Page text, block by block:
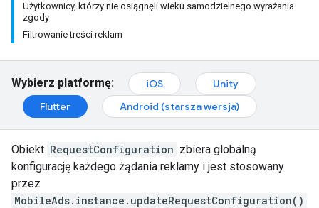
Użytkownicy, którzy nie osiągnęli wieku samodzielnego wyrażania
zgody
Filtrowanie treści reklam
Wybierz platformę: iOS
Unity
Flutter
Android (starsza wersja)
Obiekt RequestConfiguration zbiera globalną
konfigurację każdego żądania reklamy i jest stosowany
przez
MobileAds.instance.updateRequestConfiguration()